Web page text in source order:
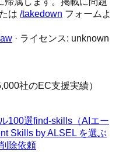
は /takedown フォームよ
· ライセンス: unknown
社のEC支援実績）
100選find-skills（AIエー
Skills by ALSEL を選ぶ
除依頼